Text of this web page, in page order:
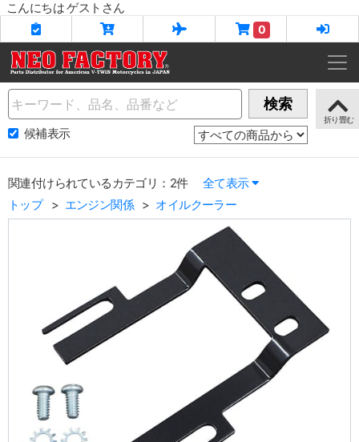
こんにちは ゲストさん
0
Name 検索
候補表示
関連付けられているカテゴリ：2件
全て表示
トップ
エンジン関係 オイルクーラー